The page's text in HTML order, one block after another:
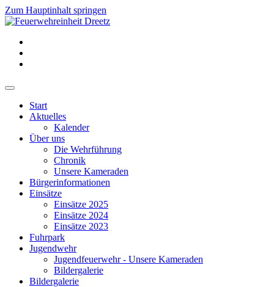
Zum Hauptinhalt springen
Start
Aktuelles
Kalender
Über uns
Die Wehrführung
Chronik
Unsere Kameraden
Bürgerinformationen
Einsätze
Einsätze 2025
Einsätze 2024
Einsätze 2023
Fuhrpark
Jugendwehr
Jugendfeuerwehr - Unsere Kameraden
Bildergalerie
Bildergalerie